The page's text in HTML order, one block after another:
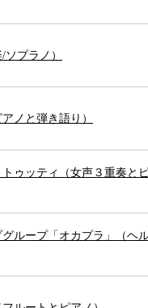
プラノ）
ノと弾き語り）
ゥッティ（女声３重奏と
ループ「オカプラ」（ヘ